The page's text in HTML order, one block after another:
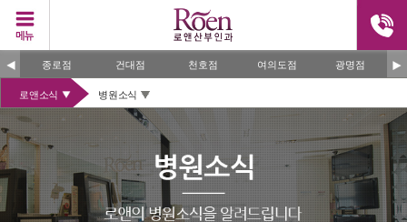
종로점 건대점 천호점 여의도점 광명점
로앤소식 병원소식